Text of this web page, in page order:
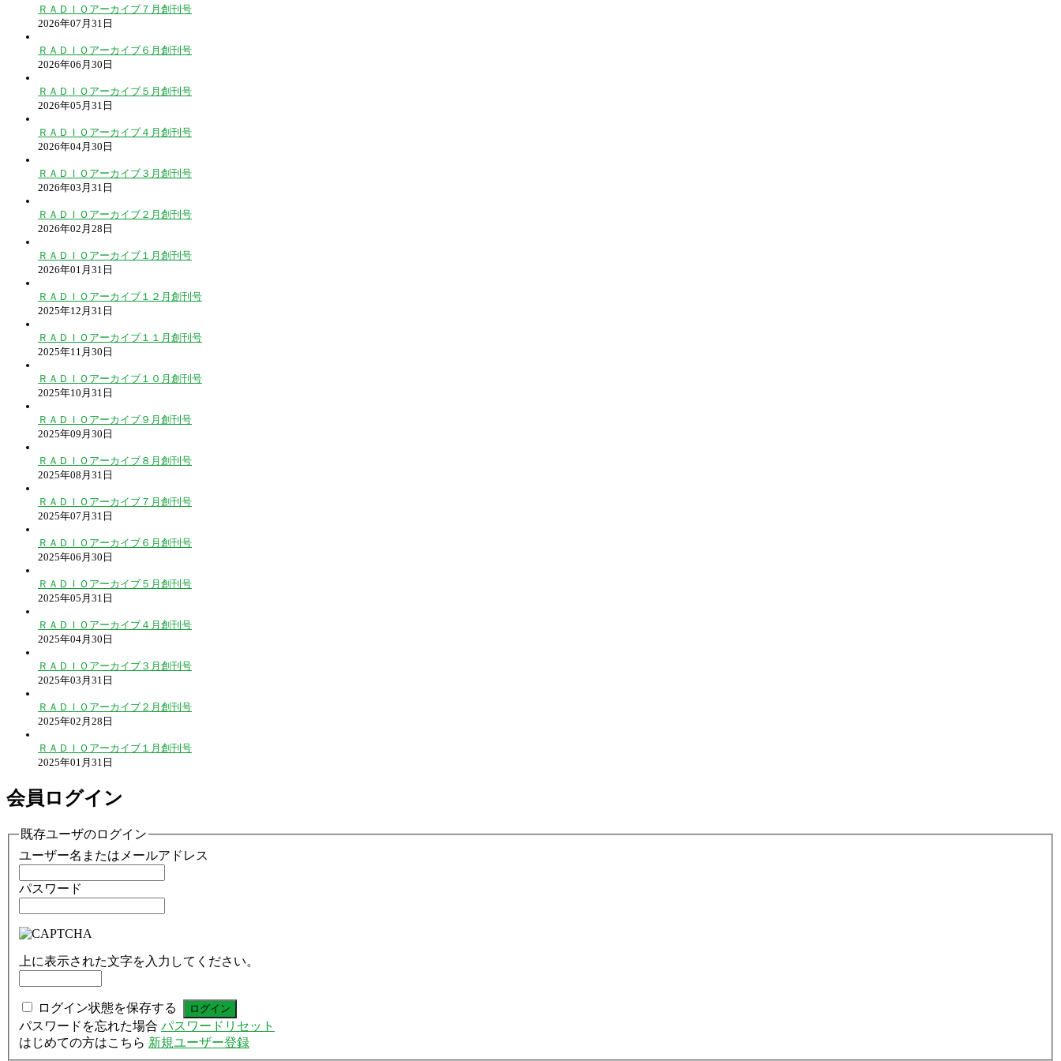
ＲＡＤＩＯアーカイブ７月創刊号
2026年07月31日
ＲＡＤＩＯアーカイブ６月創刊号
2026年06月30日
ＲＡＤＩＯアーカイブ５月創刊号
2026年05月31日
ＲＡＤＩＯアーカイブ４月創刊号
2026年04月30日
ＲＡＤＩＯアーカイブ３月創刊号
2026年03月31日
ＲＡＤＩＯアーカイブ２月創刊号
2026年02月28日
ＲＡＤＩＯアーカイブ１月創刊号
2026年01月31日
ＲＡＤＩＯアーカイブ１２月創刊号
2025年12月31日
ＲＡＤＩＯアーカイブ１１月創刊号
2025年11月30日
ＲＡＤＩＯアーカイブ１０月創刊号
2025年10月31日
ＲＡＤＩＯアーカイブ９月創刊号
2025年09月30日
ＲＡＤＩＯアーカイブ８月創刊号
2025年08月31日
ＲＡＤＩＯアーカイブ７月創刊号
2025年07月31日
ＲＡＤＩＯアーカイブ６月創刊号
2025年06月30日
ＲＡＤＩＯアーカイブ５月創刊号
2025年05月31日
ＲＡＤＩＯアーカイブ４月創刊号
2025年04月30日
ＲＡＤＩＯアーカイブ３月創刊号
2025年03月31日
ＲＡＤＩＯアーカイブ２月創刊号
2025年02月28日
ＲＡＤＩＯアーカイブ１月創刊号
2025年01月31日
会員ログイン
既存ユーザのログイン
ユーザー名またはメールアドレス
パスワード
上に表示された文字を入力してください。
ログイン状態を保存する
パスワードを忘れた場合 パスワードリセット
はじめての方はこちら 新規ユーザー登録